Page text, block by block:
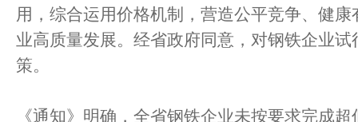
用，综合运用价格机制，营造公平竞争、健
业高质量发展。经省政府同意，对钢铁企业
策。
《通知》明确，全省钢铁企业未按要求完成